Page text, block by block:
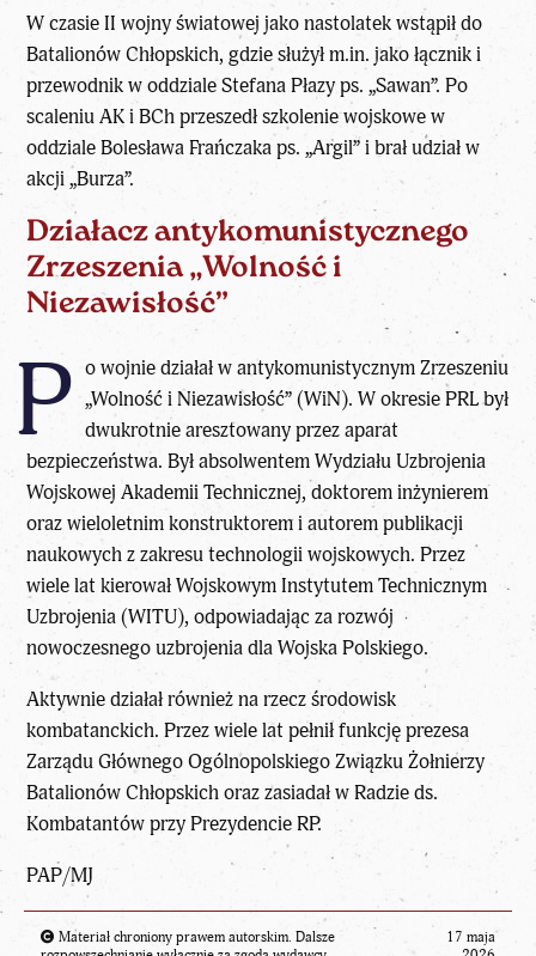
W czasie II wojny światowej jako nastolatek wstąpił do
Batalionów Chłopskich, gdzie służył m.in. jako łącznik i
przewodnik w oddziale Stefana Płazy ps. „Sawan”. Po
scaleniu AK i BCh przeszedł szkolenie wojskowe w
oddziale Bolesława Frańczaka ps. „Argil” i brał udział w
akcji „Burza”.
Działacz antykomunistycznego
Zrzeszenia „Wolność i
Niezawisłość”
P o wojnie działał w antykomunistycznym Zrzeszeniu
„Wolność i Niezawisłość” (WiN). W okresie PRL był
dwukrotnie aresztowany przez aparat
bezpieczeństwa. Był absolwentem Wydziału Uzbrojenia
Wojskowej Akademii Technicznej, doktorem inżynierem
oraz wieloletnim konstruktorem i autorem publikacji
naukowych z zakresu technologii wojskowych. Przez
wiele lat kierował Wojskowym Instytutem Technicznym
Uzbrojenia (WITU), odpowiadając za rozwój
nowoczesnego uzbrojenia dla Wojska Polskiego.
Aktywnie działał również na rzecz środowisk
kombatanckich. Przez wiele lat pełnił funkcję prezesa
Zarządu Głównego Ogólnopolskiego Związku Żołnierzy
Batalionów Chłopskich oraz zasiadał w Radzie ds.
Kombatantów przy Prezydencie RP.
PAP/MJ
Materiał chroniony prawem autorskim. Dalsze
17 maja